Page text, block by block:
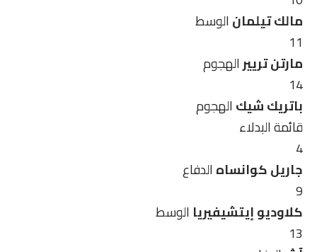
مالك تيلمانالوسط
11
مارتن ترييرالهجوم
14
باتريك شيكالهجوم
قائمة البدلاء
4
جاريل كوانساهالدفاع
9
كلاوديو إيتشيفيريا الوسط
13